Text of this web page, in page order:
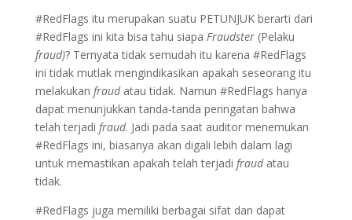
#RedFlags itu merupakan suatu PETUNJUK berarti dari
#RedFlags ini kita bisa tahu siapa Fraudster (Pelaku
fraud)? Ternyata tidak semudah itu karena #RedFlags
ini tidak mutlak mengindikasikan apakah seseorang itu
melakukan fraud atau tidak. Namun #RedFlags hanya
dapat menunjukkan tanda-tanda peringatan bahwa
telah terjadi fraud. Jadi pada saat auditor menemukan
#RedFlags ini, biasanya akan digali lebih dalam lagi
untuk memastikan apakah telah terjadi fraud atau
tidak.
#RedFlags juga memiliki berbagai sifat dan dapat